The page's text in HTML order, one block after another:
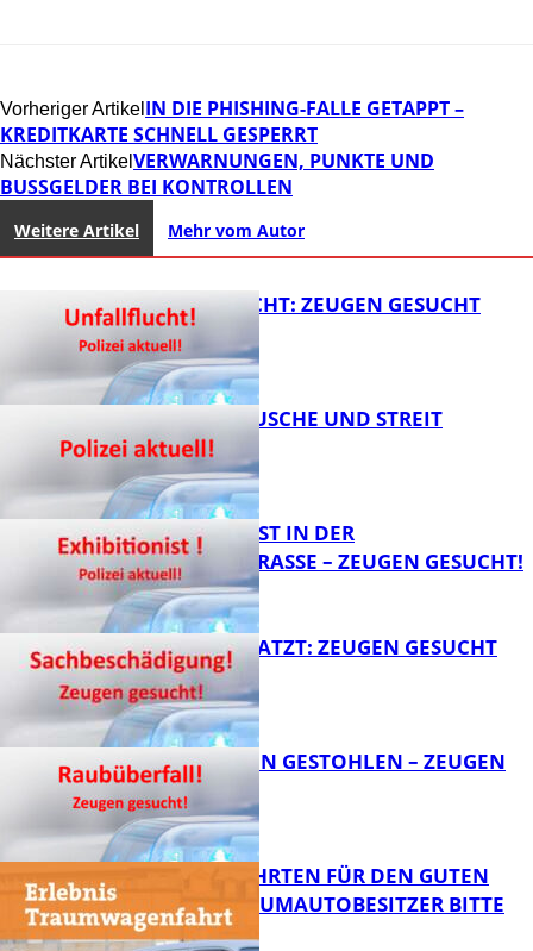
Vorheriger Artikel IN DIE PHISHING-FALLE GETAPPT –
KREDITKARTE SCHNELL GESPERRT
Nächster Artikel VERWARNUNGEN, PUNKTE UND
BUSSGELDER BEI KONTROLLEN
Weitere Artikel Mehr vom Autor
UNFALLFLUCHT: ZEUGEN GESUCHT
KNALLGERÄUSCHE UND STREIT
EXHIBITIONIST IN DER
VELMANNSTRASSE – ZEUGEN GESUCHT!
AUTO ZERKRATZT: ZEUGEN GESUCHT
FB News
TEURE KETTEN GESTOHLEN – ZEUGEN
GESUCHT!
SPENDENFAHRTEN FÜR DEN GUTEN
ZWECK – TRAUMAUTOBESITZER BITTE
MELDEN!